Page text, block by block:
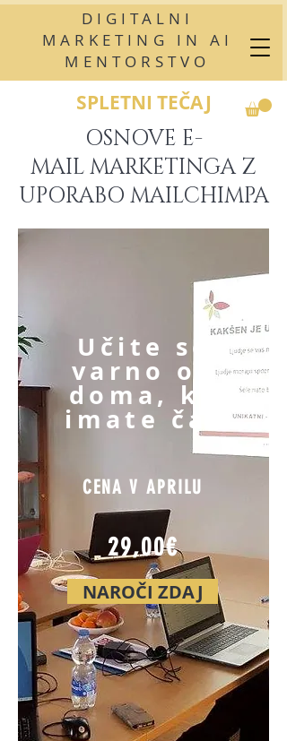
DIGITALNI
MARKETING IN AI
MENTORSTVO
SPLETNI TEČAJ
OSNOVE E-
MAIL MARKETINGA Z
UPORABO MAILCHIMPA
Učite se
varno od
doma, ko
imate čas
CENA V APRILU
29,00€
NAROČI ZDAJ